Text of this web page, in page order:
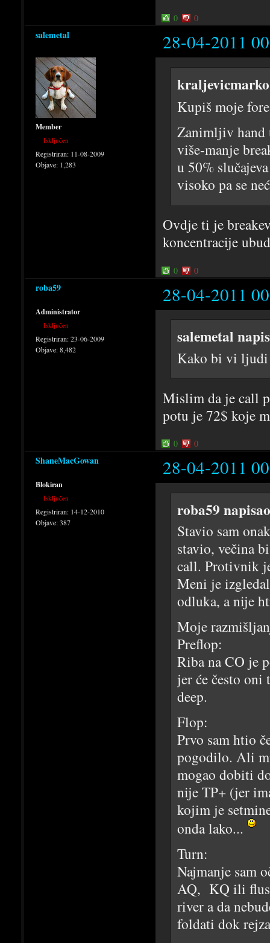
0 0
salemetal 28-04-2011
Member
Isključen
Registriran: 11-08-2009
Objave: 1,283
Kupiš moje
Zanimljiv hand
više-manje
u 50%
visoko pa se
Ovdje ti je
koncentracije
0 0
roba59 28-04-2011
Administrator
Isključen
Registriran:23-06-2009
Objave:8,482
salemetal
Kako bi vi ljudi
Mislim da je call
potu je 72$ koje
0 0
ShaneMacGowan 28-04-2011
Blokiran
Isključen
Registriran: 14-12-2010
Objave:387
roba59
Stavio sam
stavio, večina
call. Protivnik
Meni je
odluka, a nije
Moje
Preflop:
Riba na CO je
jer će često
deep.
Flop:
Prvo sam htio
pogodilo. Ali
mogao dobiti
nije TP+ (jer
kojim je
onda lako...
Turn:
Najmanje sam
AQ, KQ ili
river a da
foldati dok